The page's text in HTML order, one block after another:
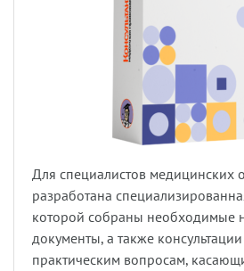
Для специалистов медицинских
разработана
которой собраны необходимые
документы, а также
практическим вопросам,